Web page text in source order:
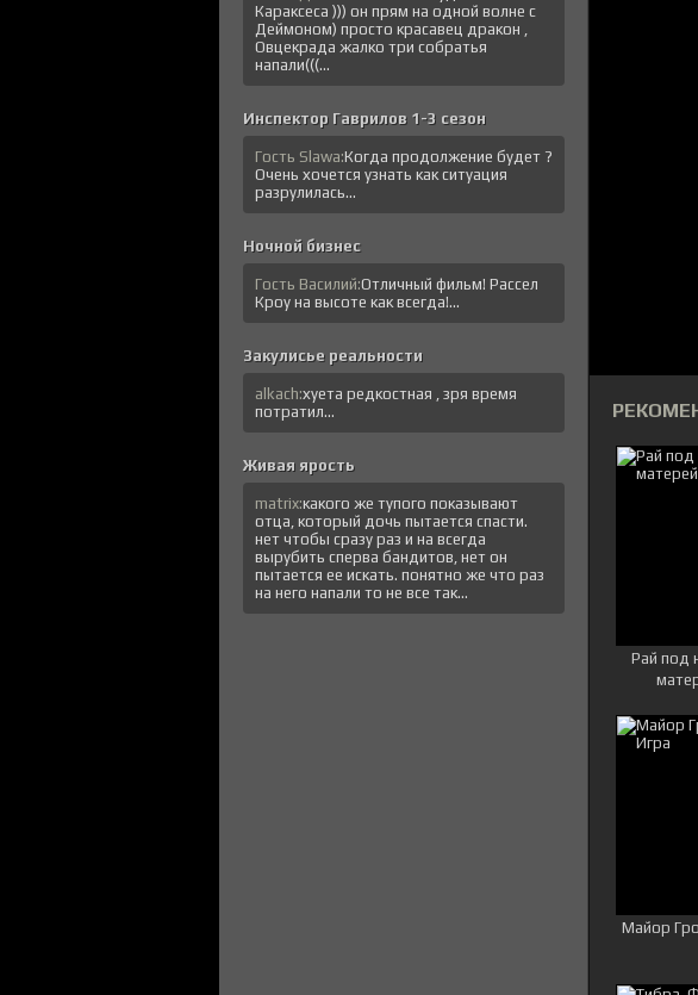
Рай под
Майор
Караксеса ))) он прям на одной волне с
Деймоном) просто красавец дракон ,
Овцекрада жалко три собратья
напали(((...
Инспектор Гаврилов 1-3 сезон
Гость Slawa:Когда продолжение будет ?
Очень хочется узнать как ситуация
разрулилась...
Ночной бизнес
Гость Василий:Отличный фильм! Рассел
Кроу на высоте как всегда!...
Закулисье реальности
alkach:хуета редкостная , зря время
потратил...
Живая ярость
matrix:какого же тупого показывают
отца, который дочь пытается спасти.
нет чтобы сразу раз и на всегда
вырубить сперва бандитов, нет он
пытается ее искать. понятно же что раз
на него напали то не все так...